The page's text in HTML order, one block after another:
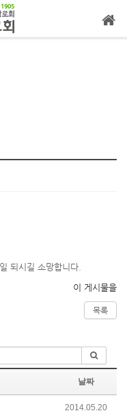
되시길 소망합니다.
이 게시물을
목록
날짜
2014.05.20